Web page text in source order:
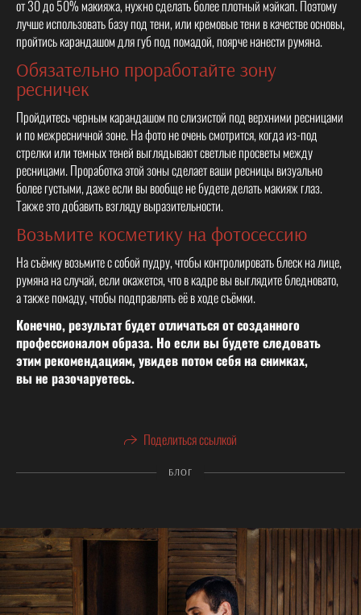
от 30 до 50% макияжа, нужно сделать более плотный мэйкап. Поэтому
лучше использовать базу под тени, или кремовые тени в качестве основы,
пройтись карандашом для губ под помадой, поярче нанести румяна.
Обязательно проработайте зону
ресничек
Пройдитесь черным карандашом по слизистой под верхними ресницами
и по межресничной зоне. На фото не очень смотрится, когда из-под
стрелки или темных теней выглядывают светлые просветы между
ресницами. Проработка этой зоны сделает ваши ресницы визуально
более густыми, даже если вы вообще не будете делать макияж глаз.
Также это добавить взгляду выразительности.
Возьмите косметику на фотосессию
На съёмку возьмите с собой пудру, чтобы контролировать блеск на лице,
румяна на случай, если окажется, что в кадре вы выглядите бледновато,
а также помаду, чтобы подправлять её в ходе съёмки.
Конечно, результат будет отличаться от созданного
профессионалом образа. Но если вы будете следовать
этим рекомендациям, увидев потом себя на снимках,
вы не разочаруетесь.
Поделиться ссылкой
БЛОГ